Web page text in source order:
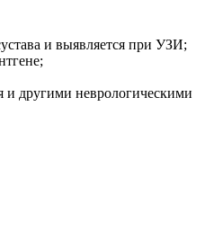
и выявляется при УЗИ;
и другими неврологическими